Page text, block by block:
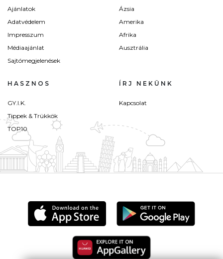
Ajánlatok
Adatvédelem
Impresszum
Médiaajánlat
Sajtómegjelenések
Ázsia
Amerika
Afrika
Ausztrália
HASZNOS
GY.I.K.
Tippek & Trükkök
TOP10
ÍRJ NEKÜNK
Kapcsolat